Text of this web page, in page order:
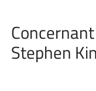
Stephen